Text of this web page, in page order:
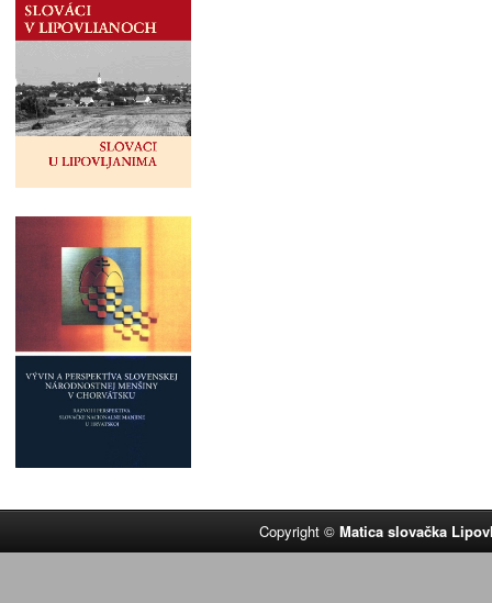
Copyright ©Matica slovačka